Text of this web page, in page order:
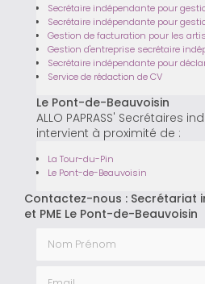
Secrétaire indépendante pour
Secrétaire indépendante pour
Gestion de facturation pour les
Gestion d'entreprise secrétaire
Secrétaire indépendante pour
Service de rédaction de CV
Le Pont-de-Beauvoisin
ALLO PAPRASS' Secrétaires
intervient à proximité de :
La Tour-du-Pin
Le Pont-de-Beauvoisin
Contactez-nous : Secrétariat
et PME Le Pont-de-Beauvoisin